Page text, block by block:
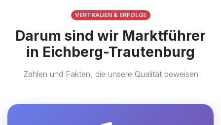
VERTRAUEN & ERFOLGE
Darum sind wir Marktführer
in Eichberg-Trautenburg
Zahlen und Fakten, die unsere Qualität beweisen